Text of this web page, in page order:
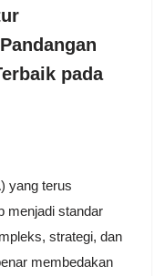
pada
yang terus
menjadi standar
strategi, dan
membedakan